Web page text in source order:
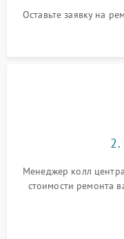
Не горит подсветка
Оставьте заявку на
2.
Менеджер колл
стоимости ремонта